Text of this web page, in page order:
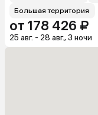
Большая территория
от 178 426 ₽
25 авг. - 28 авг., 3 ночи